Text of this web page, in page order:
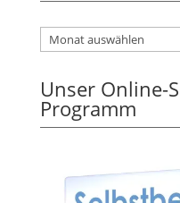
Unser Online-
Programm